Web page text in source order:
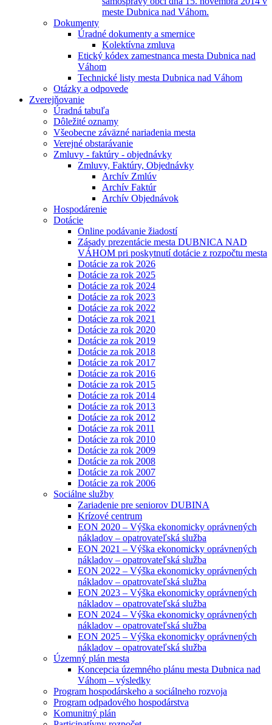
meste Dubnica nad Váhom.
Dokumenty
Úradné dokumenty a smernice
Kolektívna zmluva
Etický kódex zamestnanca mesta Dubnica nad
Váhom
Technické listy mesta Dubnica nad Váhom
Otázky a odpovede
Zverejňovanie
Úradná tabuľa
Dôležité oznamy
Všeobecne záväzné nariadenia mesta
Verejné obstarávanie
Zmluvy - faktúry - objednávky
Zmluvy, Faktúry, Objednávky
Archív Zmlúv
Archív Faktúr
Archív Objednávok
Hospodárenie
Dotácie
Online podávanie žiadostí
Zásady prezentácie mesta DUBNICA NAD
VÁHOM pri poskytnutí dotácie z rozpočtu mesta
Dotácie za rok 2026
Dotácie za rok 2025
Dotácie za rok 2024
Dotácie za rok 2023
Dotácie za rok 2022
Dotácie za rok 2021
Dotácie za rok 2020
Dotácie za rok 2019
Dotácie za rok 2018
Dotácie za rok 2017
Dotácie za rok 2016
Dotácie za rok 2015
Dotácie za rok 2014
Dotácie za rok 2013
Dotácie za rok 2012
Dotácie za rok 2011
Dotácie za rok 2010
Dotácie za rok 2009
Dotácie za rok 2008
Dotácie za rok 2007
Dotácie za rok 2006
Sociálne služby
Zariadenie pre seniorov DUBINA
Krízové centrum
EON 2020 – Výška ekonomicky oprávnených
nákladov – opatrovateľská služba
EON 2021 – Výška ekonomicky oprávnených
nákladov – opatrovateľská služba
EON 2022 – Výška ekonomicky oprávnených
nákladov – opatrovateľská služba
EON 2023 – Výška ekonomicky oprávnených
nákladov – opatrovateľská služba
EON 2024 – Výška ekonomicky oprávnených
nákladov – opatrovateľská služba
EON 2025 – Výška ekonomicky oprávnených
nákladov – opatrovateľská služba
Územný plán mesta
Koncepcia územného plánu mesta Dubnica nad
Váhom – výsledky
Program hospodárskeho a sociálneho rozvoja
Program odpadového hospodárstva
Komunitný plán